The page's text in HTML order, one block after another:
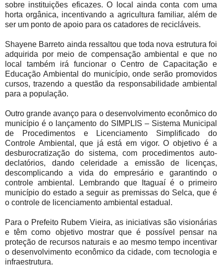
sobre instituições eficazes. O local ainda conta com uma
horta orgânica, incentivando a agricultura familiar, além de
ser um ponto de apoio para os catadores de recicláveis.
Shayene Barreto ainda ressaltou que toda nova estrutura foi
adquirida por meio de compensação ambiental e que no
local também irá funcionar o Centro de Capacitação e
Educação Ambiental do município, onde serão promovidos
cursos, trazendo a questão da responsabilidade ambiental
para a população.
Outro grande avanço para o desenvolvimento econômico do
município é o lançamento do SIMPLIS – Sistema Municipal
de Procedimentos e Licenciamento Simplificado do
Controle Ambiental, que já está em vigor. O objetivo é a
desburocratização do sistema, com procedimentos auto-
declatórios, dando celeridade a emissão de licenças,
descomplicando a vida do empresário e garantindo o
controle ambiental. Lembrando que Itaguaí é o primeiro
município do estado a seguir as premissas do Selca, que é
o controle de licenciamento ambiental estadual.
Para o Prefeito Rubem Vieira, as iniciativas são visionárias
e têm como objetivo mostrar que é possível pensar na
proteção de recursos naturais e ao mesmo tempo incentivar
o desenvolvimento econômico da cidade, com tecnologia e
infraestrutura.